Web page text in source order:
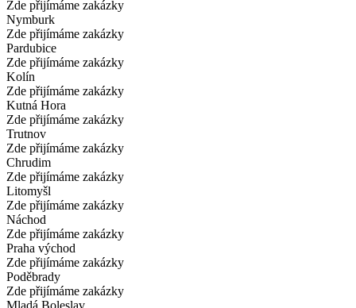
Zde přijímáme zakázky
Nymburk
Zde přijímáme zakázky
Pardubice
Zde přijímáme zakázky
Kolín
Zde přijímáme zakázky
Kutná Hora
Zde přijímáme zakázky
Trutnov
Zde přijímáme zakázky
Chrudim
Zde přijímáme zakázky
Litomyšl
Zde přijímáme zakázky
Náchod
Zde přijímáme zakázky
Praha východ
Zde přijímáme zakázky
Poděbrady
Zde přijímáme zakázky